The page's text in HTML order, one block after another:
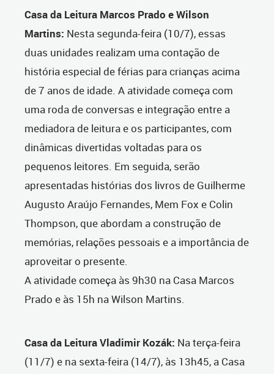
Casa da Leitura Marcos Prado e Wilson
Martins: Nesta segunda-feira (10/7), essas
duas unidades realizam uma contação de
história especial de férias para crianças acima
de 7 anos de idade. A atividade começa com
uma roda de conversas e integração entre a
mediadora de leitura e os participantes, com
dinâmicas divertidas voltadas para os
pequenos leitores. Em seguida, serão
apresentadas histórias dos livros de Guilherme
Augusto Araújo Fernandes, Mem Fox e Colin
Thompson, que abordam a construção de
memórias, relações pessoais e a importância de
aproveitar o presente.
A atividade começa às 9h30 na Casa Marcos
Prado e às 15h na Wilson Martins.
Casa da Leitura Vladimir Kozák: Na terça-feira
(11/7) e na sexta-feira (14/7), às 13h45, a Casa